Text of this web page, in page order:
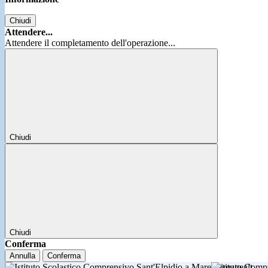
Chiudi
Attendere...
Attendere il completamento dell'operazione...
Chiudi
Chiudi
Conferma
Annulla Conferma